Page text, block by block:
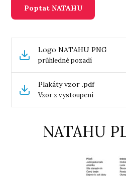
Poptat NATAHU
Logo NATAHU PNG
průhledné pozadí
Plakáty vzor .pdf
Vzor z vystoupení
NATAHU